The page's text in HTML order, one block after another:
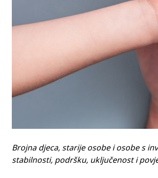
Brojna djeca, starije osobe i osobe s
stabilnosti, podršku, uključenost i